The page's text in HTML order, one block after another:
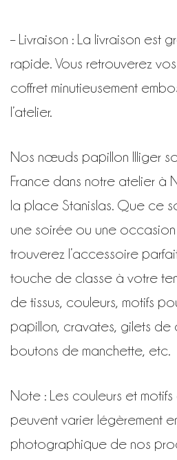
– Livraison : La livraison est
rapide. Vous retrouverez
coffret minutieusement
l’atelier.
Nos nœuds papillon Illiger
France dans notre atelier à
la place Stanislas. Que ce
une soirée ou une
trouverez l’accessoire
touche de classe à votre
de tissus, couleurs, motifs
papillon, cravates, gilets de
boutons de manchette, etc.
Note : Les couleurs et
peuvent varier légèrement
photographique de nos